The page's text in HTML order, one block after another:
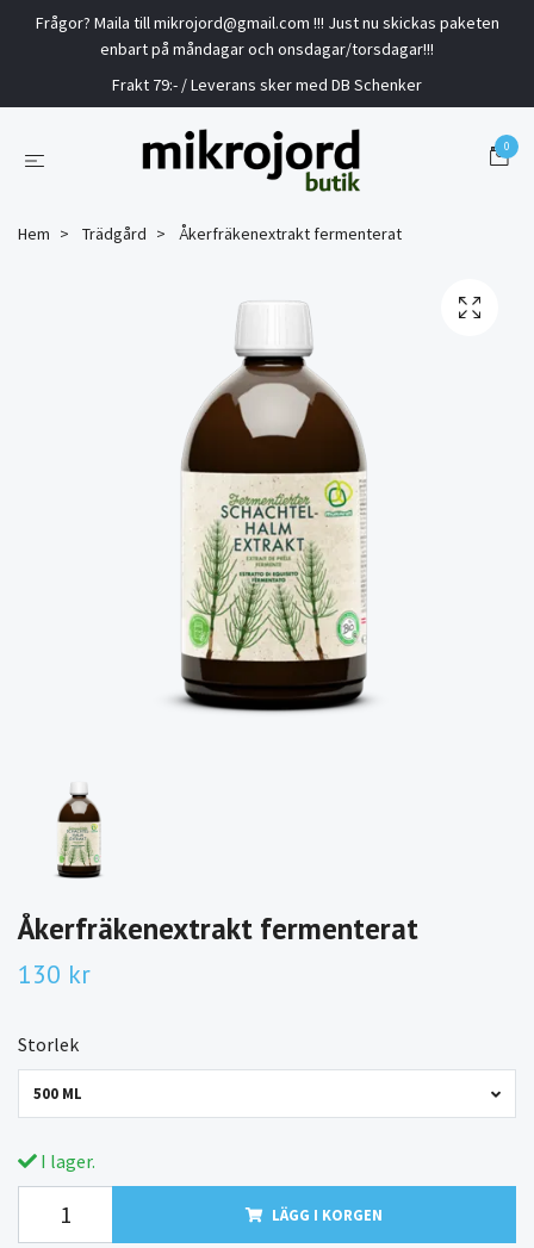
Frågor? Maila tillmikrojord@gmail.com !!! Just nu skickas paketen
enbart på måndagar och onsdagar/torsdagar!!!
Frakt 79:- / Leverans sker med DB Schenker
0
Hem Trädgård Åkerfräkenextrakt fermenterat
Åkerfräkenextrakt fermenterat
130 kr
Storlek
500 ML
I lager.
LÄGG I KORGEN